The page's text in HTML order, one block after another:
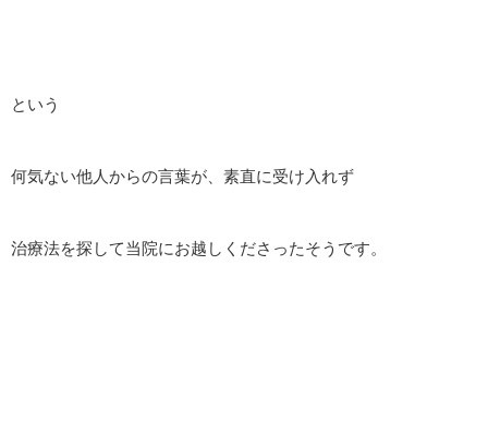
という
何気ない他人からの言葉が、素直に受け入れず
治療法を探して当院にお越しくださったそうです。